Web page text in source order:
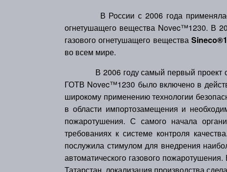
В России с 2006 года применялась
огнетушащего вещества Novec™1230. В
газового огнетушащего вещества
во всем мире.
В 2006 году самый первый проект с
ГОТВ Novec™1230 было включено в
широкому применению технологии
в области импортозамещения и
пожаротушения. С самого начала
требованиях к системе контроля
послужила стимулом для внедрения
автоматического газового